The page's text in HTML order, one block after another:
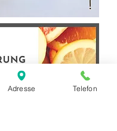
Adresse Telefon